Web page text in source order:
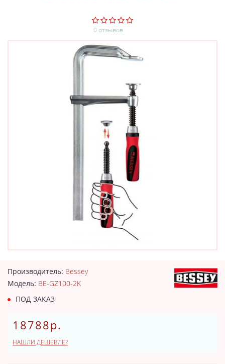
0 отзывов
Производитель: Bessey
Модель: BE-GZ100-2K
ПОД ЗАКАЗ
18788р.
НАШЛИ ДЕШЕВЛЕ?